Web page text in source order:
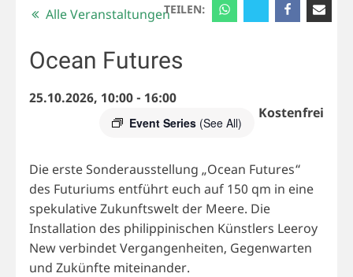
TEILEN:
Alle Veranstaltungen
Ocean Futures
25.10.2026, 10:00- 16:00
Event Series (See All)
Kostenfrei
Die erste Sonderausstellung „Ocean Futures“
des Futuriums entführt euch auf 150 qm in eine
spekulative Zukunftswelt der Meere. Die
Installation des philippinischen Künstlers Leeroy
New verbindet Vergangenheiten, Gegenwarten
und Zukünfte miteinander.